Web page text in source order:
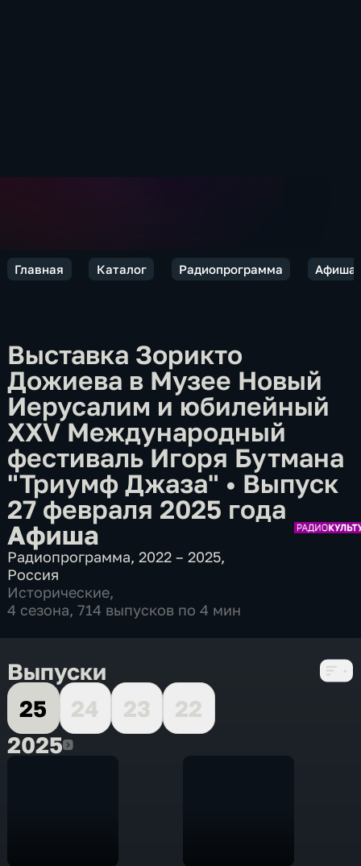
Главная Каталог Радиопрограмма Афиша
Выставка Зорикто
Дожиева в Музее Новый
Иерусалим и юбилейный
XХV Международный
фестиваль Игоря Бутмана
"Триумф Джаза" • Выпуск
27 февраля 2025 года
Афиша
Радиопрограмма,2022 – 2025,
Россия
Исторические,
4 сезона, 714 выпусков по 4 мин
Выпуски
25
24 23
22
20252025